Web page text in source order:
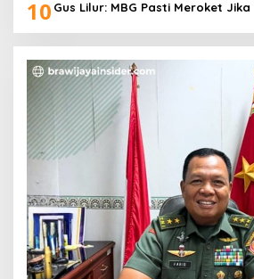
10 Gus Lilur: MBG Pasti Meroket